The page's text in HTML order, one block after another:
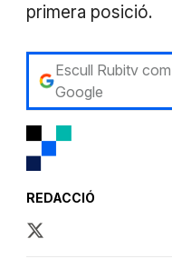
primera posició.
Escull Rubitv
Google
REDACCIÓ